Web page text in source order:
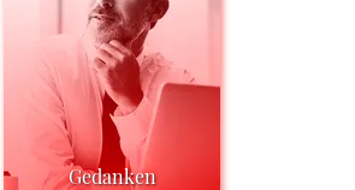
Gedanken